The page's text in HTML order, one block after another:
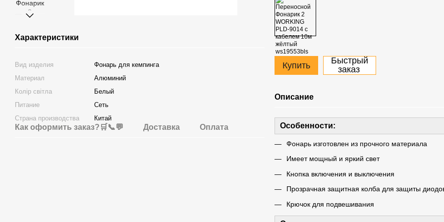
Характеристики
Вид изделия
Фонарь для кемпинга
Материал
Алюминий
Колір світла
Белый
Питание
Сеть
Страна производства
Китай
Как оформить заказ?🛒📞💬 Доставка Оплата
Купить
Быстрый
заказ
Описание
Особенности:
Фонарь изготовлен из прочного материала
Имеет мощный и яркий свет
Кнопка включения и выключения
Прозрачная защитная колба для защиты
Крючок для подвешивания